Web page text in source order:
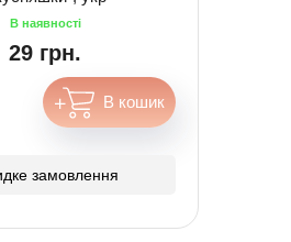
29 грн.
замовлення